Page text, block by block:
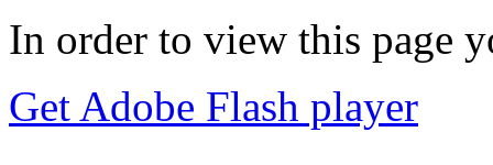
In order to view this page
Get Adobe Flash player